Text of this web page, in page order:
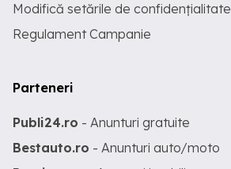
Modifică setările de confidențialitate
Regulament Campanie
Parteneri
Publi24.ro - Anunturi gratuite
Bestauto.ro - Anunturi auto/moto